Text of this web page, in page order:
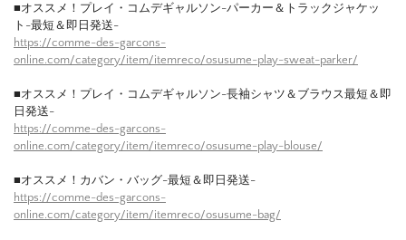
■オススメ！プレイ・コムデギャルソン-パーカー＆トラックジャケッ
ト-最短＆即日発送-
https://comme-des-garcons-
online.com/category/item/itemreco/osusume-play-sweat-parker/
■オススメ！プレイ・コムデギャルソン-長袖シャツ＆ブラウス最短＆即
日発送-
https://comme-des-garcons-
online.com/category/item/itemreco/osusume-play-blouse/
■オススメ！カバン・バッグ-最短＆即日発送-
https://comme-des-garcons-
online.com/category/item/itemreco/osusume-bag/